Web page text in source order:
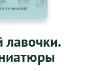
лавочки.